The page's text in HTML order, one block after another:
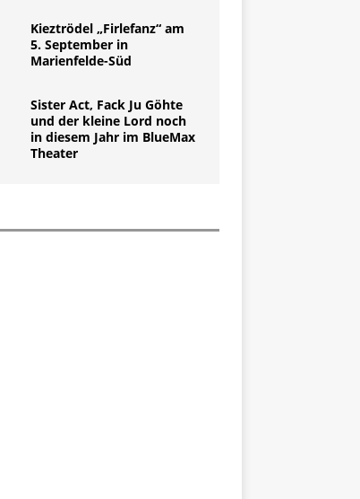
Kieztrödel „Firlefanz“ am
5. September in
Marienfelde-Süd
Sister Act, Fack Ju Göhte
und der kleine Lord noch
in diesem Jahr im BlueMax
Theater